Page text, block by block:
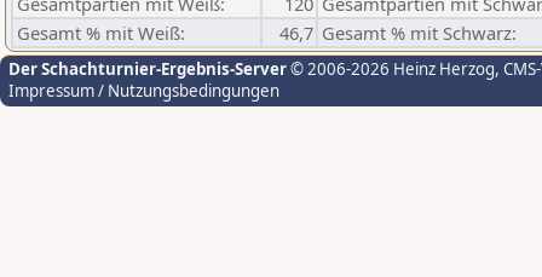
Gesamt % mit Weiß:
46,7 Gesamt % mit Schwarz:
Der Schachturnier-Ergebnis-Server© 2006-2026 Heinz Herzog,
Impressum / Nutzungsbedingungen